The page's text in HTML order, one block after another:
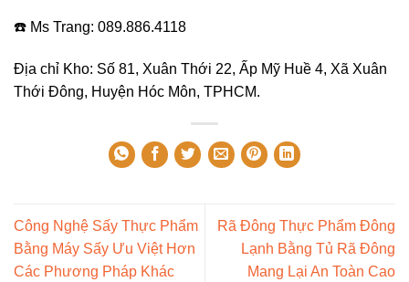
☎️ Ms Trang: 089.886.4118
Địa chỉ Kho: Số 81, Xuân Thới 22, Ấp Mỹ Huề 4, Xã Xuân
Thới Đông, Huyện Hóc Môn, TPHCM.
Công Nghệ Sấy Thực Phẩm
Bằng Máy Sấy Ưu Việt Hơn
Các Phương Pháp Khác
Rã Đông Thực Phẩm Đông
Lạnh Bằng Tủ Rã Đông
Mang Lại An Toàn Cao